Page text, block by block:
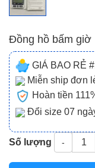
Đồng hồ bấm giờ
GIÁ BAO RẺ
Miễn ship đơn
Hoàn tiền
Đổi size 07
Số lượng -